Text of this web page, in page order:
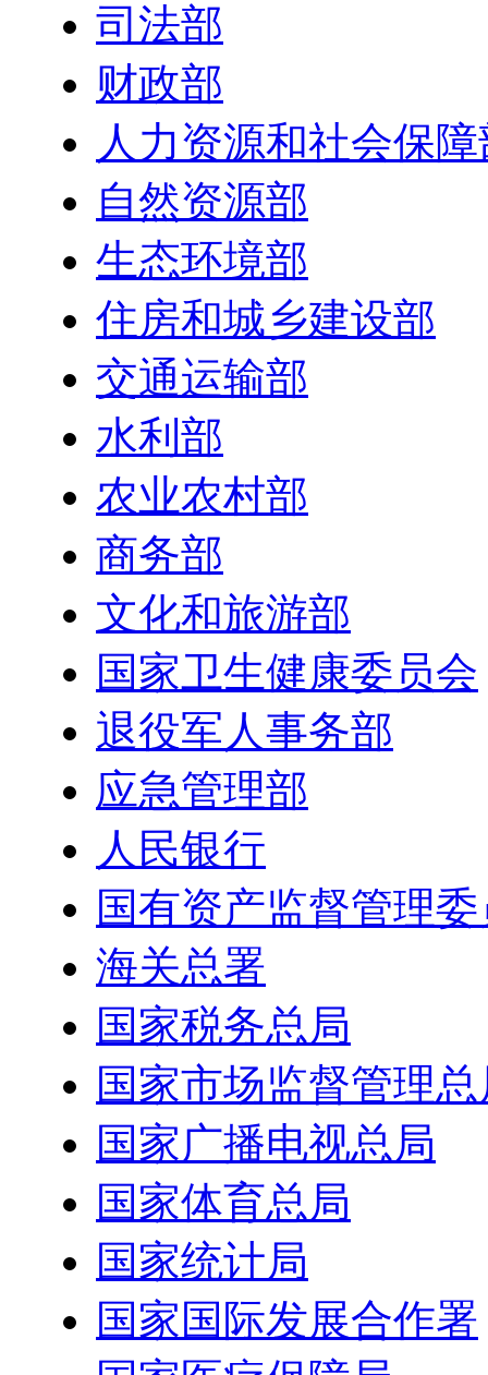
司法部
财政部
人力资源和社会保
自然资源部
生态环境部
住房和城乡建设部
交通运输部
水利部
农业农村部
商务部
文化和旅游部
国家卫生健康委员会
退役军人事务部
应急管理部
人民银行
国有资产监督管理
海关总署
国家税务总局
国家市场监督管理
国家广播电视总局
国家体育总局
国家统计局
国家国际发展合作署